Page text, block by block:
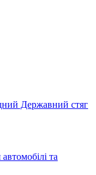
Державний стяг
та